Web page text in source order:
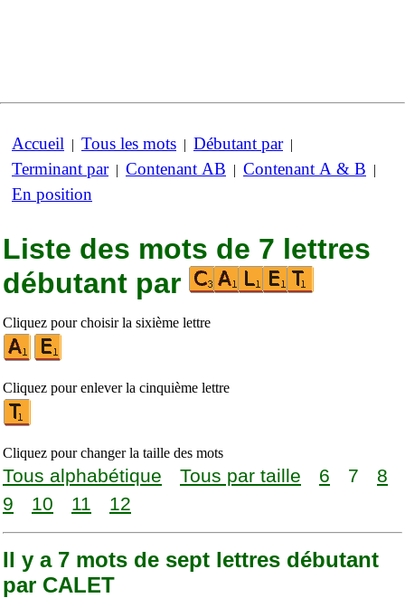
Accueil | Tous les mots | Débutant par|
Terminant par| Contenant AB | Contenant A & B |
En position
Liste des mots de 7 lettres
débutant par
Cliquez pour choisir la sixième lettre
Cliquez pour enlever la cinquième lettre
Cliquez pour changer la taille des mots
Tous alphabétique Tous par taille 6 7
8
9
10 11 12
Il y a 7 mots de sept lettres débutant
par CALET